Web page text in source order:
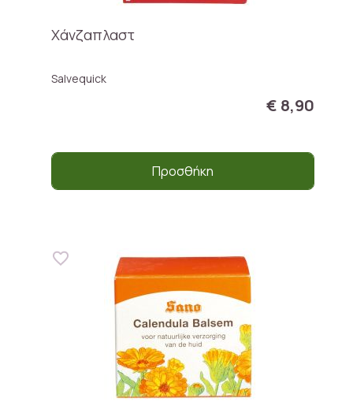
Χάνζαπλαστ
Salvequick
€ 8,90
Προσθήκη